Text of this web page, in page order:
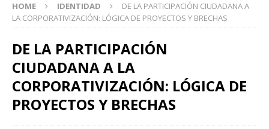
HOME IDENTIDAD
DE LA PARTICIPACIÓN CIUDADANA A
LA CORPORATIVIZACIÓN: LÓGICA DE PROYECTOS Y BRECHAS
DE LA PARTICIPACIÓN
CIUDADANA A LA
CORPORATIVIZACIÓN: LÓGICA DE
PROYECTOS Y BRECHAS